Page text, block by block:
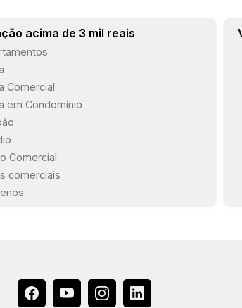
acima de 3 mil reais
Comercial
em Condomínio
Comercial
comerciais